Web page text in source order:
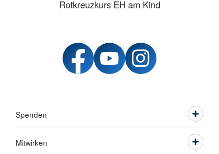
Rotkreuzkurs EH am Kind
Spenden
Mitwirken